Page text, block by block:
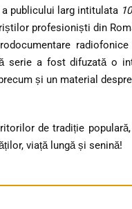
publicului larg intitulata
profesioniști din
serie a fost difuzată o
și un material despre
de tradiție
viață lungă și senină!